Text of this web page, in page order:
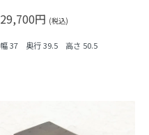
29,700円 (税込)
幅 37 奥行 39.5 高さ 50.5